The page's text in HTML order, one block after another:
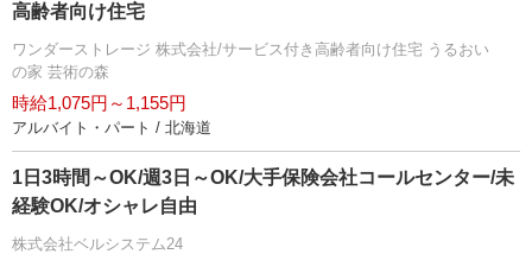
高齢者向け住宅
ワンダーストレージ 株式会社/サービス付き高齢者向け住宅 うるおい
の家 芸術の森
時給1,075円～1,155円
アルバイト・パート / 北海道
1日3時間～OK/週3日～OK/大手保険会社コールセンター/未
経験OK/オシャレ自由
株式会社ベルシステム24